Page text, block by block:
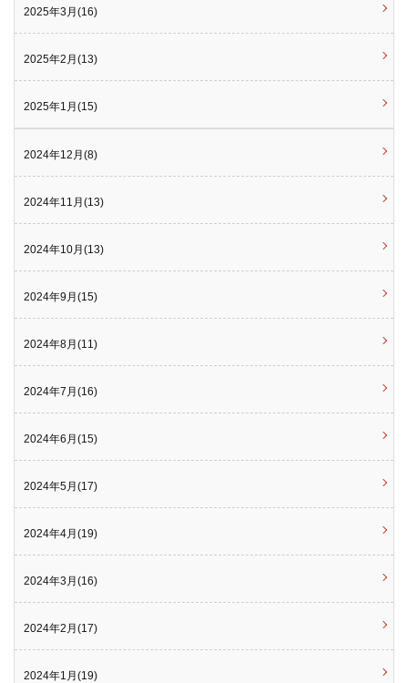
2025年3月(16)
2025年2月(13)
2025年1月(15)
2024年12月(8)
2024年11月(13)
2024年10月(13)
2024年9月(15)
2024年8月(11)
2024年7月(16)
2024年6月(15)
2024年5月(17)
2024年4月(19)
2024年3月(16)
2024年2月(17)
2024年1月(19)